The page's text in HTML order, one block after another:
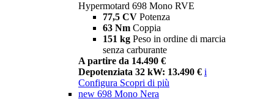
Hypermotard 698 Mono RVE
77,5 CV Potenza
63 Nm Coppia
151 kg Peso in ordine di marcia
senza carburante
A partire da 14.490 €
Depotenziata 32 kW: 13.490 € i
Configura Scopri di più
new 698 Mono Nera